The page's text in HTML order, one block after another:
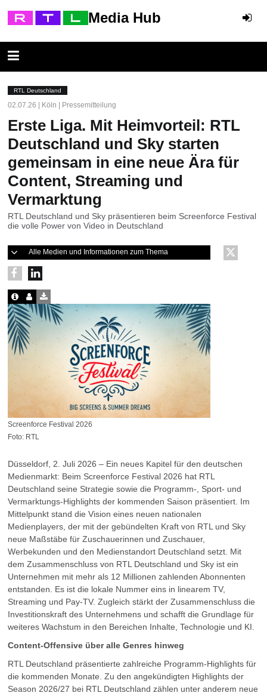
Media Hub
RTL Deutschland
02.07.26 | Köln | Pressemitteilung
Erste Liga. Mit Heimvorteil: RTL
Deutschland und Sky starten
gemeinsam in eine neue Ära für
Content, Streaming und
Vermarktung
RTL Deutschland und Sky präsentieren beim Screenforce Festival
die volle Power von Video in Deutschland
Alle Medien und Informationen zum Thema
Screenforce Festival 2026
Foto: RTL
Düsseldorf, 2. Juli 2026 – Ein neues Kapitel für den deutschen
Medienmarkt: Beim Screenforce Festival 2026 hat RTL
Deutschland seine Strategie sowie die Programm-, Sport- und
Vermarktungs-Highlights der kommenden Saison präsentiert. Im
Mittelpunkt stand die Vision eines neuen nationalen
Medienplayers, der mit der gebündelten Kraft von RTL und Sky
neue Maßstäbe für Zuschauerinnen und Zuschauer,
Werbekunden und den Medienstandort Deutschland setzt. Mit
dem Zusammenschluss von RTL Deutschland und Sky ist ein
Unternehmen mit mehr als 12 Millionen zahlenden Abonnenten
entstanden. Es ist die lokale Nummer eins in linearem TV,
Streaming und Pay-TV. Zugleich stärkt der Zusammenschluss die
Investitionskraft des Unternehmens und schafft die Grundlage für
weiteres Wachstum in den Bereichen Inhalte, Technologie und KI.
Content-Offensive über alle Genres hinweg
RTL Deutschland präsentierte zahlreiche Programm-Highlights für
die kommenden Monate. Zu den angekündigten Highlights der
Season 2026/27 bei RTL Deutschland zählen unter anderem neue